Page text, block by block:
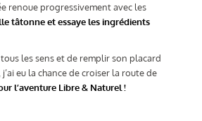
renoue progressivement avec les
tâtonne et essaye les ingrédients
les sens et de remplir son placard
eu la chance de croiser la route de
l’aventure Libre & Naturel !